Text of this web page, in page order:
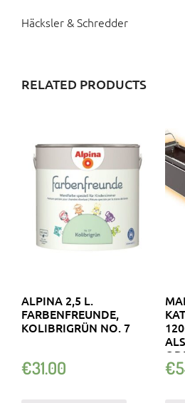
Häcksler & Schredder
RELATED PRODUCTS
ALPINA 2,5 L.
FARBENFREUNDE,
KOLIBRIGRÜN NO. 7
€31.00
LS
€